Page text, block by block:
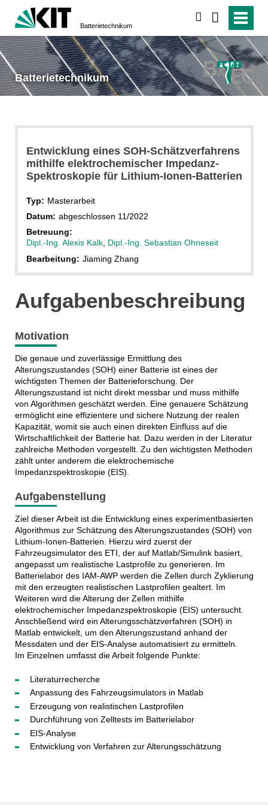
Batterietechnikum
Batterietechnikum
Entwicklung eines SOH-Schätzverfahrens
mithilfe elektrochemischer Impedanz-
Spektroskopie für Lithium-Ionen-Batterien
Typ: Masterarbeit
Datum: abgeschlossen 11/2022
Betreuung:
Dipl.-Ing. Alexis Kalk, Dipl.-Ing. Sebastian Ohneseit
Bearbeitung: Jiaming Zhang
Aufgabenbeschreibung
Motivation
Die genaue und zuverlässige Ermittlung des
Alterungszustandes (SOH) einer Batterie ist eines der
wichtigsten Themen der Batterieforschung. Der
Alterungszustand ist nicht direkt messbar und muss mithilfe
von Algorithmen geschätzt werden. Eine genauere Schätzung
ermöglicht eine effizientere und sichere Nutzung der realen
Kapazität, womit sie auch einen direkten Einfluss auf die
Wirtschaftlichkeit der Batterie hat. Dazu werden in der Literatur
zahlreiche Methoden vorgestellt. Zu den wichtigsten Methoden
zählt unter anderem die elektrochemische
Impedanzspektroskopie (EIS).
Aufgabenstellung
Ziel dieser Arbeit ist die Entwicklung eines experimentbasierten
Algorithmus zur Schätzung des Alterungszustandes (SOH) von
Lithium-Ionen-Batterien. Hierzu wird zuerst der
Fahrzeugsimulator des ETI, der auf Matlab/Simulink basiert,
angepasst um realistische Lastprofile zu generieren. Im
Batterielabor des IAM-AWP werden die Zellen durch Zyklierung
mit den erzeugten realistischen Lastprofilen gealtert. Im
Weiteren wird die Alterung der Zellen mithilfe
elektrochemischer Impedanzspektroskopie (EIS) untersucht.
Anschließend wird ein Alterungsschätzverfahren (SOH) in
Matlab entwickelt, um den Alterungszustand anhand der
Messdaten und der EIS-Analyse automatisiert zu ermitteln.
Im Einzelnen umfasst die Arbeit folgende Punkte:
Literaturrecherche
Anpassung des Fahrzeugsimulators in Matlab
Erzeugung von realistischen Lastprofilen
Durchführung von Zelltests im Batterielabor
EIS-Analyse
Entwicklung von Verfahren zur Alterungsschätzung